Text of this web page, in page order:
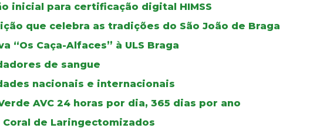
inicial para certificação digital HIMSS
que celebra as tradições do São João de Braga
“Os Caça-Alfaces” à ULS Braga
de sangue
nacionais e internacionais
AVC 24 horas por dia, 365 dias por ano
Coral de Laringectomizados